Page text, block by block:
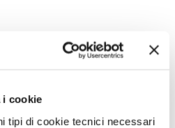
i cookie
tipi di cookie tecnici necessari